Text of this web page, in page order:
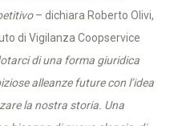
– dichiara Roberto Olivi,
di Vigilanza Coopservice
di una forma giuridica
alleanze future con l’idea
la nostra storia. Una